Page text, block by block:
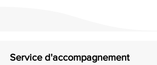
Service d'accompagnement